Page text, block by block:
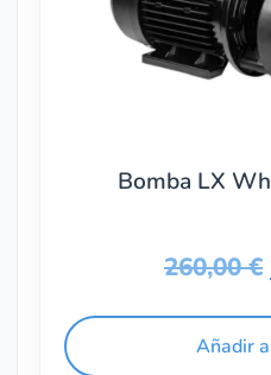
Bomba LX
260,00€
Añadir